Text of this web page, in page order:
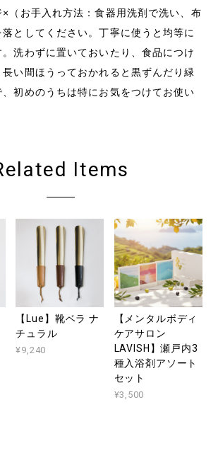
（お手入れ方法：食器用洗剤で洗い、布
としてください。丁寧に使うと均等に
洗わずに置いておいたり、食品につけ
い間ほうっておかれると黒ずんだり緑
初めのうちは特にお気をつけてお使い
Items
【Lue】靴ベラ ナ
チュラル
¥9,240
【メンタルボディ
ケアサロン
LAVISH】瀬戸内3
種入浴剤アソート
セット
¥3,500